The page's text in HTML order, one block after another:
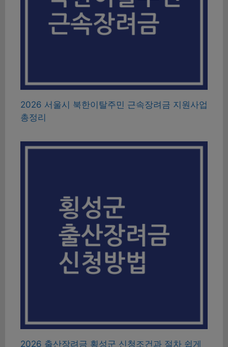
2026 서울시 북한이탈주민 근속장려금 지원사업
총정리
2026 출산장려금 횡성군 신청조건과 절차 쉽게